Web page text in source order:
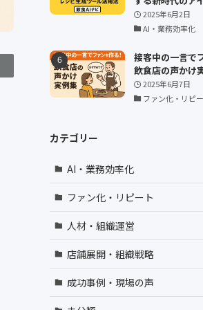
2025年6月2日
AI・業務効率化
接客中の一言で
飲食店の声かけ
2025年6月7日
ファン化・リピ
カテゴリー
AI・業務効率化
ファン化・リピート
人材・組織運営
店舗展開・組織戦略
成功事例・現場の声